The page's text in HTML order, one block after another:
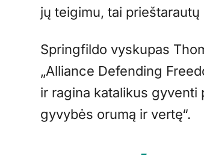
jų teigimu, tai
Springfildo vyskupas
„Alliance Defending
ir ragina katalikus gyventi
gyvybės orumą ir vertę“.